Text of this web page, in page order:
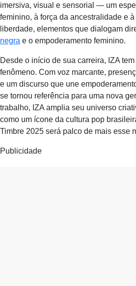
imersiva, visual e sensorial — um
feminino, à força da ancestralidade e
liberdade, elementos que dialogam
negra e o empoderamento feminino.
Desde o início de sua carreira, IZA
fenômeno. Com voz marcante,
e um discurso que une
se tornou referência para uma nova
trabalho, IZA amplia seu universo
como um ícone da cultura pop
Timbre 2025 será palco de mais esse
Publicidade